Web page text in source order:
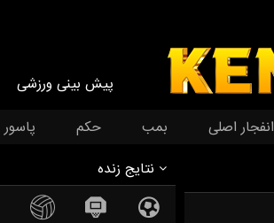
پیش بینی ورزشی
انفجار اصلی بمب حکم پاسور
نتایج زنده